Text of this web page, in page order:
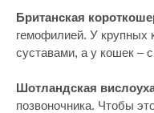
Британская
гемофилией. У крупных
суставами, а у кошек –
Шотландская
позвоночника. Чтобы